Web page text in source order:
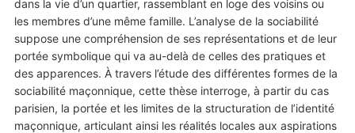
dans la vie d’un quartier, rassemblant en loge des voisins ou
les membres d’une même famille. L’analyse de la sociabilité
suppose une compréhension de ses représentations et de leur
portée symbolique qui va au-delà de celles des pratiques et
des apparences. À travers l’étude des différentes formes de la
sociabilité maçonnique, cette thèse interroge, à partir du cas
parisien, la portée et les limites de la structuration de l’identité
maçonnique, articulant ainsi les réalités locales aux aspirations